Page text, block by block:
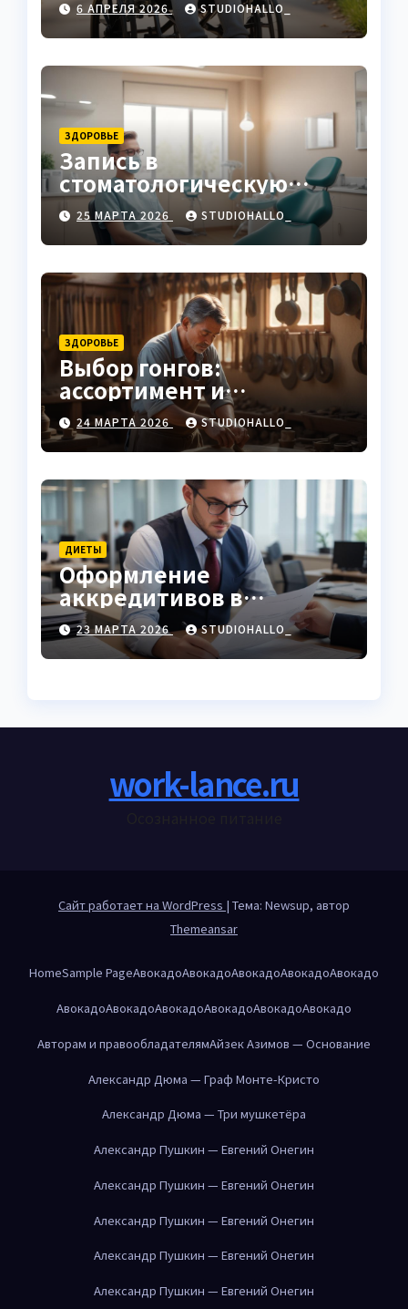
6 АПРЕЛЯ 2026 STUDIOHALLO_
ЗДОРОВЬЕ
Запись в
стоматологическую
клинику
25 МАРТА 2026 STUDIOHALLO_
ЗДОРОВЬЕ
Выбор гонгов:
ассортимент и
характеристики
24 МАРТА 2026 STUDIOHALLO_
ДИЕТЫ
Оформление
аккредитивов в
международной
торговле
23 МАРТА 2026 STUDIOHALLO_
work-lance.ru
Сайт работает на WordPress | Тема: Newsup, автор
Themeansar
HomeSample PageАвокадоАвокадоАвокадоАвокадоАвокадо
АвокадоАвокадоАвокадоАвокадоАвокадоАвокадо
Авторам и правообладателямАйзек Азимов — Основание
Александр Дюма — Граф Монте-Кристо
Александр Дюма — Три мушкетёра
Александр Пушкин — Евгений Онегин
Александр Пушкин — Евгений Онегин
Александр Пушкин — Евгений Онегин
Александр Пушкин — Евгений Онегин
Александр Пушкин — Евгений Онегин